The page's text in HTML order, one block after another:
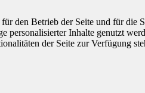
den Betrieb der Seite und für die
Inhalte genutzt
der Seite zur Verfügung